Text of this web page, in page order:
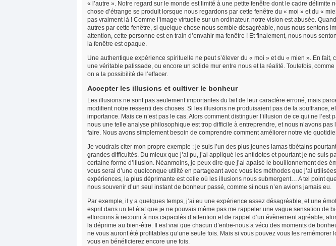
« l’autre ». Notre regard sur le monde est limité à une petite fenêtre dont le cadre délimite
chose d’étrange se produit lorsque nous regardons par cette fenêtre du « moi » et du «
pas vraiment là ! Comme l’image virtuelle sur un ordinateur, notre vision est abusée.
autres par cette fenêtre, si quelque chose nous semble désagréable, nous nous sentons
attention, cette personne est en train d’envahir ma fenêtre ! Et finalement, nous nous
la fenêtre est opaque.
Une authentique expérience spirituelle ne peut s’élever du « moi » et du « mien ». En fait,
une véritable palissade, ou encore un solide mur entre nous et la réalité. Toutefois, comme
on a la possibilité de l’effacer.
Accepter les illusions et cultiver le bonheur
Les illusions ne sont pas seulement importantes du fait de leur caractère erroné, mais
modifient notre ressenti des choses. Si les illusions ne produisaient pas de la souffrance,
importance. Mais ce n’est pas le cas. Alors comment distinguer l’illusion de ce qui ne l’est
nous une telle analyse philosophique est trop difficile à entreprendre, et nous n’avons pas
faire. Nous avons simplement besoin de comprendre comment améliorer notre vie
Je voudrais citer mon propre exemple : je suis l’un des plus jeunes lamas tibétains
grandes difficultés. Du mieux que j’ai pu, j’ai appliqué les antidotes et pourtant je ne suis
certaine forme d’illusion. Néanmoins, je peux dire que j’ai apaisé le bouillonnement des
vous serai d’une quelconque utilité en partageant avec vous les méthodes que j’ai
expériences, la plus déprimante est celle où les illusions nous submergent… A tel point
nous souvenir d’un seul instant de bonheur passé, comme si nous n’en avions jamais eu.
Par exemple, il y a quelques temps, j’ai eu une expérience assez désagréable, et une
esprit dans un tel état que je ne pouvais même pas me rappeler une vague sensation de
efforcions à recourir à nos capacités d’attention et de rappel d’un évènement agréable,
la déprime au bien-être. Il est vrai que chacun d’entre-nous a vécu des moments de
ne vous auront été profitables qu’une seule fois. Mais si vous pouvez vous les remémorer
vous en bénéficierez encore une fois.